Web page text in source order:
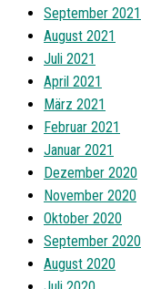
September 2021
August 2021
Juli 2021
April 2021
März 2021
Februar 2021
Januar 2021
Dezember 2020
November 2020
Oktober 2020
September 2020
August 2020